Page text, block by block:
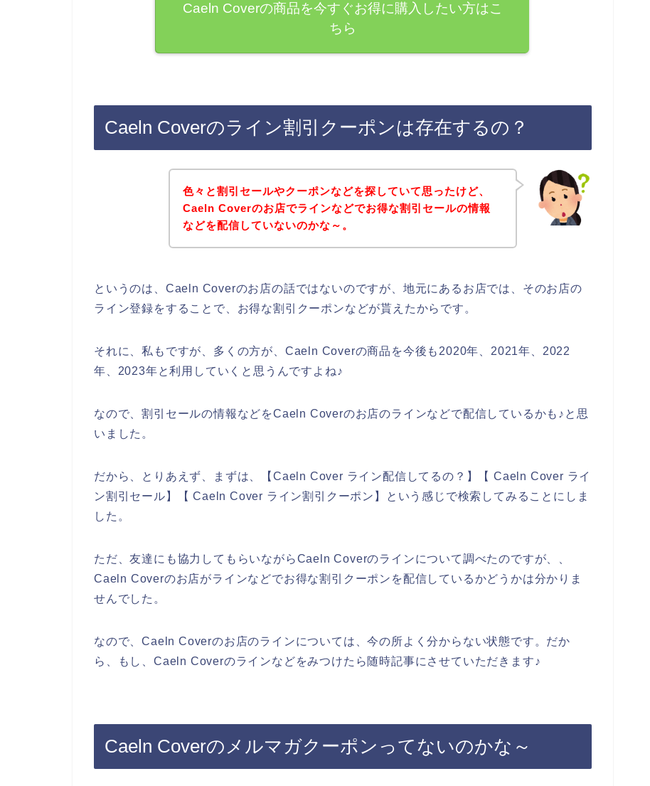
Caeln Coverの商品を今すぐお得に購入したい方はこ
ちら
Caeln Coverのライン割引クーポンは存在するの？
色々と割引セールやクーポンなどを探していて思ったけど、
Caeln Coverのお店でラインなどでお得な割引セールの情報
などを配信していないのかな～。
というのは、Caeln Coverのお店の話ではないのですが、地元にあるお店では、そのお店の
ライン登録をすることで、お得な割引クーポンなどが貰えたからです。
それに、私もですが、多くの方が、Caeln Coverの商品を今後も2020年、2021年、2022
年、2023年と利用していくと思うんですよね♪
なので、割引セールの情報などをCaeln Coverのお店のラインなどで配信しているかも♪と思
いました。
だから、とりあえず、まずは、【Caeln Cover ライン配信してるの？】【 Caeln Cover ライ
ン割引セール】【 Caeln Cover ライン割引クーポン】という感じで検索してみることにしま
した。
ただ、友達にも協力してもらいながらCaeln Coverのラインについて調べたのですが、、
Caeln Coverのお店がラインなどでお得な割引クーポンを配信しているかどうかは分かりま
せんでした。
なので、Caeln Coverのお店のラインについては、今の所よく分からない状態です。だか
ら、もし、Caeln Coverのラインなどをみつけたら随時記事にさせていただきます♪
Caeln Coverのメルマガクーポンってないのかな～